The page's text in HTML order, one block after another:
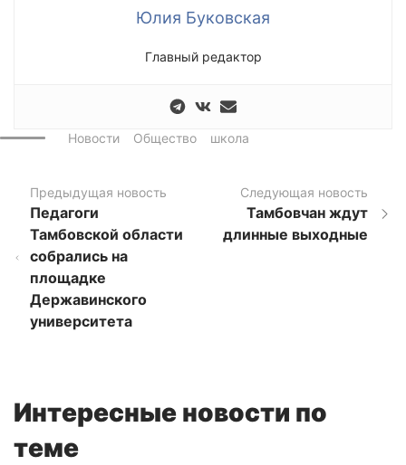
Юлия Буковская
Главный редактор
Новости Общество школа
Предыдущая новость
Педагоги
Тамбовской области
собрались на
площадке
Державинского
университета
Следующая новость
Тамбовчан ждут
длинные выходные
Интересные новости по
теме